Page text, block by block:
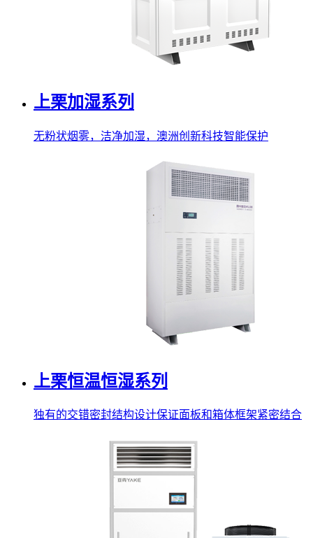
上栗加湿系列
无粉状烟雾，洁净加湿，澳洲创新科技智能保护
上栗恒温恒湿系列
独有的交错密封结构设计保证面板和箱体框架紧密结合